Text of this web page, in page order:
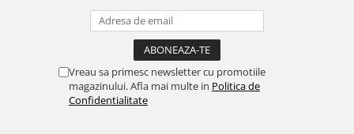
Vreau sa primesc newsletter cu promotiile
magazinului. Afla mai multe in Politica de
Confidentialitate